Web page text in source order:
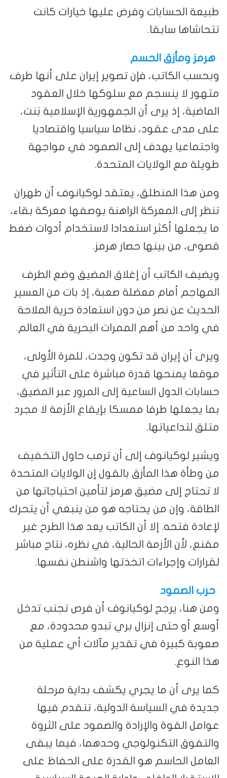
طبيعة الحسابات وفرض عليها خيارات كانت
تتحاشاها سابقا.
هرمز ومأزق الحسم
وبحسب الكاتب، فإن تصوير إيران على أنها طرف
متهور لا ينسجم مع سلوكها خلال العقود
الماضية، إذ يرى أن الجمهورية الإسلامية بَنت،
على مدى عقود، نظاما سياسيا واقتصاديا
واجتماعيا يهدف إلى الصمود في مواجهة
طويلة مع الولايات المتحدة.
ومن هذا المنطلق، يعتقد لوكيانوف أن طهران
تنظر إلى المعركة الراهنة بوصفها معركة بقاء،
ما يجعلها أكثر استعدادا لاستخدام أدوات ضغط
قصوى، من بينها حصار هرمز.
ويضيف الكاتب أن إغلاق المضيق وضع الطرف
المهاجم أمام معضلة صعبة، إذ بات من العسير
الحديث عن نصر من دون استعادة حرية الملاحة
في واحد من أهم الممرات البحرية في العالم.
ويرى أن إيران قد تكون وجدت، للمرة الأولى،
موقعا يمنحها قدرة مباشرة على التأثير في
حسابات الدول الساعية إلى المرور عبر المضيق،
بما يجعلها طرفا ممسكا بإيقاع الأزمة لا مجرد
متلق لتداعياتها.
ويشير لوكيانوف إلى أن ترمب حاول التخفيف
من وطأة هذا المأزق بالقول إن الولايات المتحدة
لا تحتاج إلى مضيق هرمز لتأمين احتياجاتها من
الطاقة، وإن من يحتاجه هو من ينبغي أن يتحرك
لإعادة فتحه. إلا أن الكاتب يعد هذا الطرح غير
مقنع، لأن الأزمة الحالية، في نظره، نتاج مباشر
لقرارات وإجراءات اتخذتها واشنطن نفسها.
حرب الصمود
ومن هنا، يرجح لوكيانوف أن فرص تجنب تدخل
أوسع أو حتى إنزال بري تبدو محدودة، مع
صعوبة كبيرة في تقدير مآلات أي عملية من
هذا النوع.
كما يرى أن ما يجري يكشف بداية مرحلة
جديدة في السياسة الدولية، تتقدم فيها
عوامل القوة والإرادة والصمود على الثروة
والتفوق التكنولوجي وحدهما، فيما يبقى
العامل الحاسم هو القدرة على الحفاظ على